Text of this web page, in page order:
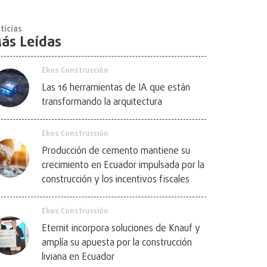
Leídas
Ekos Construcción
Las 16 herramientas de IA que están
transformando la arquitectura
Ekos Construcción
Producción de cemento mantiene su
crecimiento en Ecuador impulsada por la
construcción y los incentivos fiscales
Ekos Construcción
Eternit incorpora soluciones de Knauf y
amplía su apuesta por la construcción
liviana en Ecuador